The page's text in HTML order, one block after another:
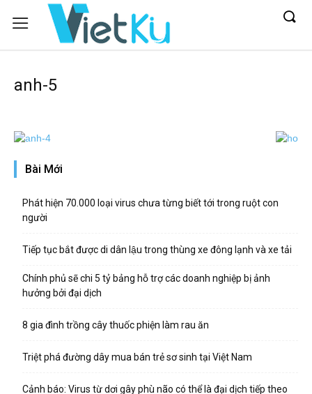
anh-5
Bài Mới
Phát hiện 70.000 loại virus chưa từng biết tới trong ruột con
người
Tiếp tục bắt được di dân lậu trong thùng xe đông lạnh và xe tải
Chính phủ sẽ chi 5 tỷ bảng hỗ trợ các doanh nghiệp bị ảnh
hưởng bởi đại dịch
8 gia đình trồng cây thuốc phiện làm rau ăn
Triệt phá đường dây mua bán trẻ sơ sinh tại Việt Nam
Cảnh báo: Virus từ dơi gây phù não có thể là đại dịch tiếp theo